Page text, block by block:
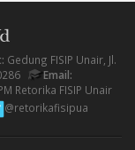
Gedung FISIP Unair, Jl.
Email:
Retorika FISIP Unair
@retorikafisipua